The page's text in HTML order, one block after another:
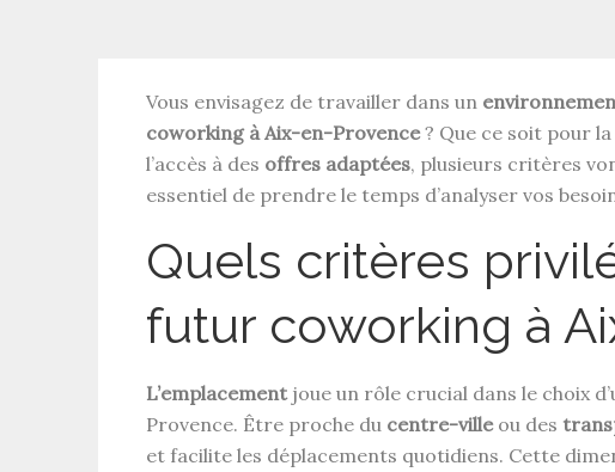
Vous envisagez de travailler dans un
coworking à Aix-en-Provence? Que ce soit pour la
l’accès à des offres adaptées, plusieurs critères
essentiel de prendre le temps d’analyser vos
Quels critères
futur coworking à
L’emplacementjoue un rôle crucial dans le choix
Provence. Être proche du centre-villeou des
et facilite les déplacements quotidiens. Cette